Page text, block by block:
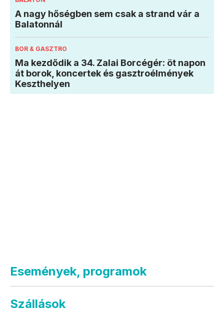
A nagy hőségben sem csak a strand vár a
Balatonnál
BOR & GASZTRO
Ma kezdődik a 34. Zalai Borcégér: öt napon
át borok, koncertek és gasztroélmények
Keszthelyen
Események, programok
Szállások